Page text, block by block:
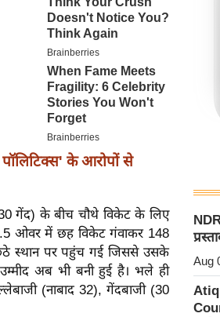
के आरोपों से
गेंद) के बीच चौथे विकेट के लिए
ओवर में छह विकेट गंवाकर 148
स्थान पर पहुंच गई जिससे उसके
अब भी बनी हुई है। भले ही
(नाबाद 32), गेंदबाजी (30
Aug
Atiq